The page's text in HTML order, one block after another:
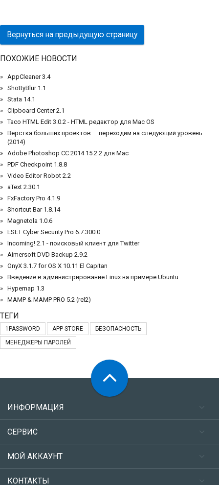
Вернуться на предыдущую страницу
ПОХОЖИЕ НОВОСТИ
AppCleaner 3.4
ShottyBlur 1.1
Stata 14.1
Clipboard Center 2.1
Taco HTML Edit 3.0.2 - HTML редактор для Mac OS
Верстка больших проектов — переходим на следующий уровень
(2014)
Adobe Photoshop CC 2014 15.2.2 для Mac
PDF Checkpoint 1.8.8
Video Editor Robot 2.2
aText 2.30.1
FxFactory Pro 4.1.9
Shortcut Bar 1.8.14
Magnetola 1.0.6
ESET Cyber Security Pro 6.7.300.0
Incoming! 2.1 - поисковый клиент для Twitter
Aimersoft DVD Backup 2.9.2
OnyX 3.1.7 for OS X 10.11 El Capitan
Введение в администрирование Linux на примере Ubuntu
Hypernap 1.3
MAMP & MAMP PRO 5.2 (rel2)
ТЕГИ
1PASSWORD APP STORE
БЕЗОПАСНОСТЬ
МЕНЕДЖЕРЫ ПАРОЛЕЙ
ИНФОРМАЦИЯ
СЕРВИС
МОЙ АККАУНТ
КОНТАКТЫ